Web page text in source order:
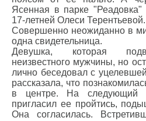
Ясенная в парке
17-летней Олеси Терентьевой.
Совершенно неожиданно в
одна свидетельница.
Девушка, которая
неизвестного мужчины, но
лично беседовал с
рассказала, что
в центре. На следующий
пригласил ее пройтись,
Она согласилась.